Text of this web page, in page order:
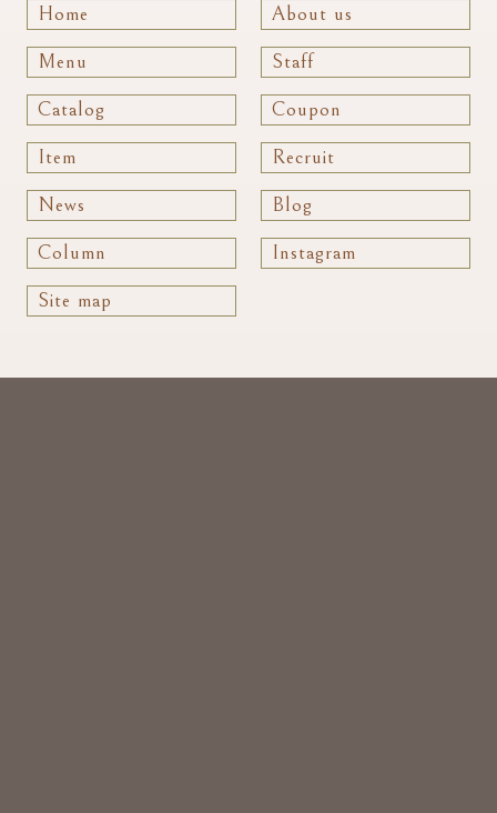
Home About us
Menu Staff
Catalog Coupon
Item Recruit
News Blog
Column Instagram
Site map